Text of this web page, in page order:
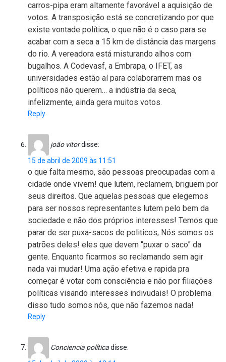
carros-pipa eram altamente favorável a aquisição de
votos. A transposição está se concretizando por que
existe vontade política, o que não é o caso para se
acabar com a seca a 15 km de distância das margens
do rio. A vereadora está misturando alhos com
bugalhos. A Codevasf, a Embrapa, o IFET, as
universidades estão aí para colaborarrem mas os
políticos não querem… a indústria da seca,
infelizmente, ainda gera muitos votos.
Reply
joão vitordisse:
15 de abril de 2009 às 11:51
o que falta mesmo, são pessoas preocupadas com a
cidade onde vivem! que lutem, reclamem, briguem por
seus direitos. Que aquelas pessoas que elegemos
para ser nossos representantes lutem pelo bem da
sociedade e não dos próprios interesses! Temos que
parar de ser puxa-sacos de politicos, Nós somos os
patrões deles! eles que devem “puxar o saco” da
gente. Enquanto ficarmos so reclamando sem agir
nada vai mudar! Uma ação efetiva e rapida pra
começar é votar com consciência e não por filiações
políticas visando interesses indivudais! O problema
disso tudo somos nós, que não fazemos nada!
Reply
Conciencia políticadisse: